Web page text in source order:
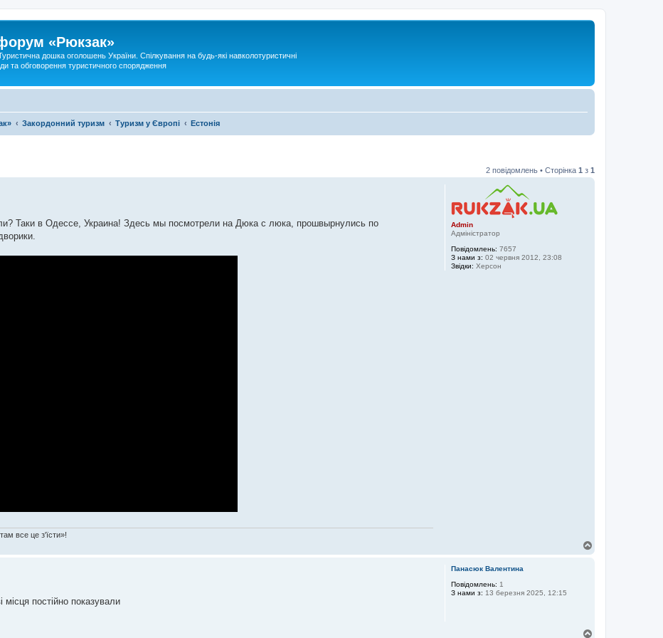
«Рюкзак»
дошка оголошень України. Спілкування на будь-які навколотуристичні
та обговорення туристичного спорядження
Закордонний туризм Туризм у Європі Естонія
2 повідомлень • Сторінка 1 з 1
Admin
Адміністратор
Повідомлень: 7657
З нами з: 02 червня 2012, 23:08
Звідки: Херсон
в Одессе, Украина! Здесь мы посмотрели на Дюка с люка, прошвырнулись по
все це з'їсти»!
Панасюк Валентина
Повідомлень: 1
З нами з: 13 березня 2025, 12:15
місця постійно показували